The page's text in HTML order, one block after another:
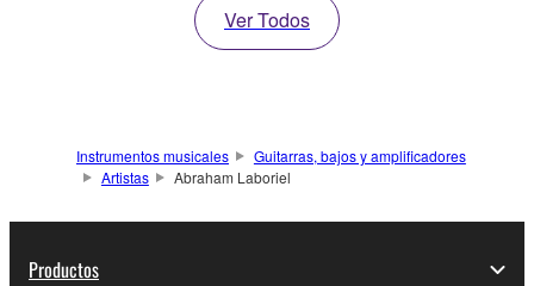
Ver Todos
Instrumentos musicales
Guitarras, bajos y amplificadores
Artistas
Abraham Laboriel
Productos